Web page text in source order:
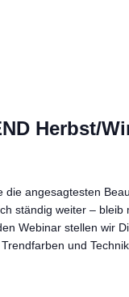
Herbst/
die angesagtesten
ständig weiter –
Webinar stellen wir
und